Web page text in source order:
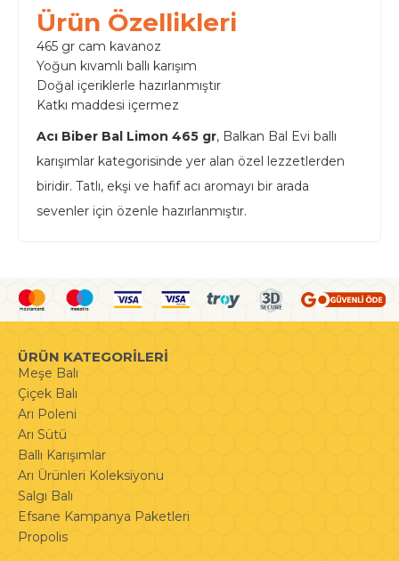
Ürün Özellikleri
465 gr cam kavanoz
Yoğun kıvamlı ballı karışım
Doğal içeriklerle hazırlanmıştır
Katkı maddesi içermez
Acı Biber Bal Limon 465 gr, Balkan Bal Evi ballı
karışımlar kategorisinde yer alan özel lezzetlerden
biridir. Tatlı, ekşi ve hafif acı aromayı bir arada
sevenler için özenle hazırlanmıştır.
ÜRÜN KATEGORİLERİ
Meşe Balı
Çiçek Balı
Arı Poleni
Arı Sütü
Ballı Karışımlar
Arı Ürünleri Koleksiyonu
Salgı Balı
Efsane Kampanya Paketleri
Propolis